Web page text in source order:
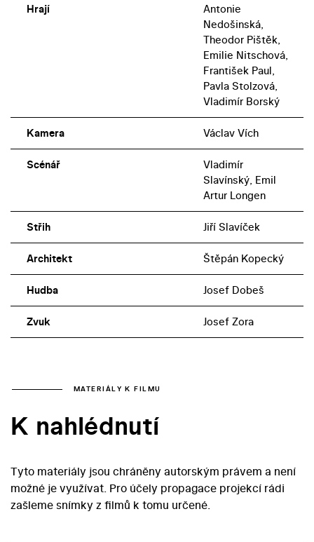
Hrají
Antonie
Nedošinská,
Theodor Pištěk,
Emilie Nitschová,
František Paul,
Pavla Stolzová,
Vladimír Borský
Kamera Václav Vích
Scénář
Vladimír
Slavínský, Emil
Artur Longen
Střih Jiří Slavíček
Architekt Štěpán Kopecký
Hudba Josef Dobeš
Zvuk Josef Zora
MATERIÁLY K FILMU
K nahlédnutí
Tyto materiály jsou chráněny autorským právem a není
možné je využívat. Pro účely propagace projekcí rádi
zašleme snímky z filmů k tomu určené.